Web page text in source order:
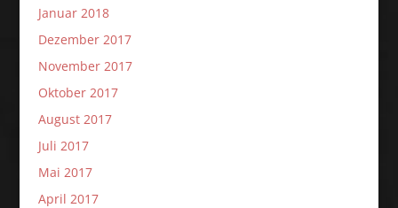
Januar 2018
Dezember 2017
November 2017
Oktober 2017
August 2017
Juli 2017
Mai 2017
April 2017